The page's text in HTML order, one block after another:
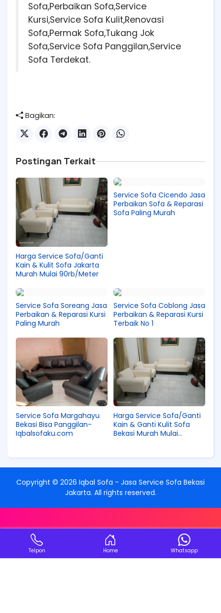
Sofa,Perbaikan Sofa,Service
Kursi,Service Sofa Kulit,Renovasi
Sofa,Permak Sofa,Tukang Jok
Sofa,Service Sofa Panggilan,Service
Sofa Terdekat.
Bagikan:
Postingan Terkait
Harga Service Sofa/Ganti
Kain & Kulit Sofa Jakarta
Murah Mulai 90rb/Meter
Service Sofa Cicendo Jasa
Perbaikan Sofa & Reparasi
Sofa Paling Murah
Service Sofa Soreang Jasa
Perbaikan & Reparasi Kursi
Paling Murah
Service Sofa Coblong Jasa
Perbaikan & Reparasi Kursi
Terbaik No 1
Service Sofa Margahayu
Bekasi Bisa Panggilan-
Iqbalsofaku.com
Harga Service Sofa/Ganti
Kain & Ganti Kulit Sofa
Bekasi Murah Mulai
Telpon Home Whatsapp
Copyright © 2026 Iqbal Sofa - Jasa Service Sofa Bekasi
Jakarta. All rights reserved.